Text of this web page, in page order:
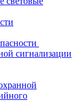
сигнализации